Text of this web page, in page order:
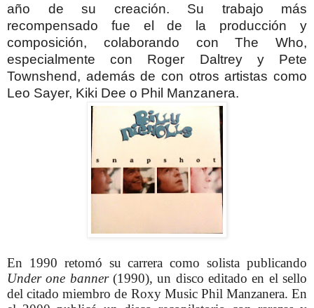
año de su creación. Su trabajo más
recompensado fue el de la producción y
composición, colaborando con The Who,
especialmente con Roger Daltrey y Pete
Townshend, además de con otros artistas como
Leo Sayer, Kiki Dee o Phil Manzanera.
En 1990 retomó su carrera como solista publicando
Under one banner(1990), un disco editado en el sello
del citado miembro de Roxy Music Phil Manzanera. En